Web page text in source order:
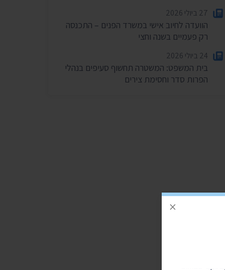
×
27 ביולי 2026
הוועדה לחיוב אישי במשרד הפנים – התכנסה
רק פעמיים בשנה וחצי
24 ביולי 2026
בית המשפט: המשטרה תחשוף סעיפים בנהלי
הפרות סדר וחסימת צירים